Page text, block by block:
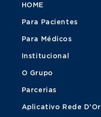
HOME
Para Pacientes
Para Médicos
Institucional
O Grupo
Parcerias
Aplicativo Rede D'Or